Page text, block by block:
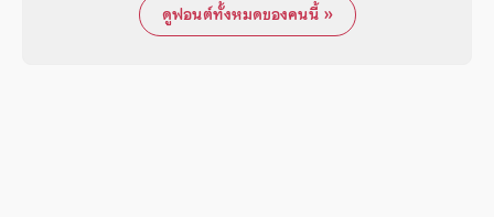
ดูฟอนต์ทั้งหมดของคนนี้ »